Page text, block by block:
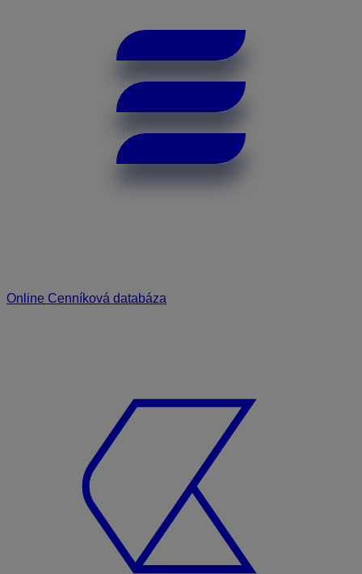
Online Cenníková databáza